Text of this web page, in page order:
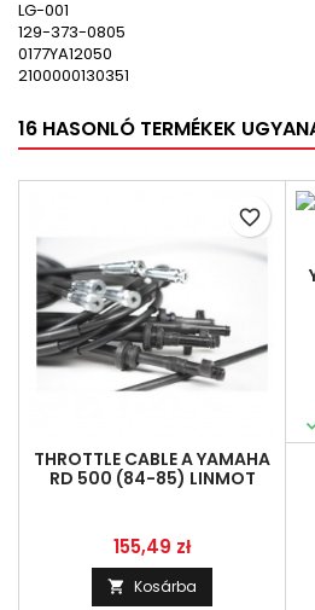
LG-001
129-373-0805
0177YA12050
2100000130351
16 HASONLÓ TERMÉKEK
THROTTLE CABLE A YAMAHA
RD 500 (84-85) LINMOT
Ár
155,49 zł
 Kosárba
favorite_border